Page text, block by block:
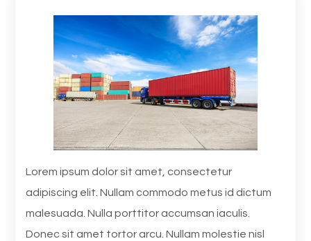
Lorem ipsum dolor sit amet, consectetur
adipiscing elit. Nullam commodo metus id dictum
malesuada. Nulla porttitor accumsan iaculis.
Donec sit amet tortor arcu. Nullam molestie nisl